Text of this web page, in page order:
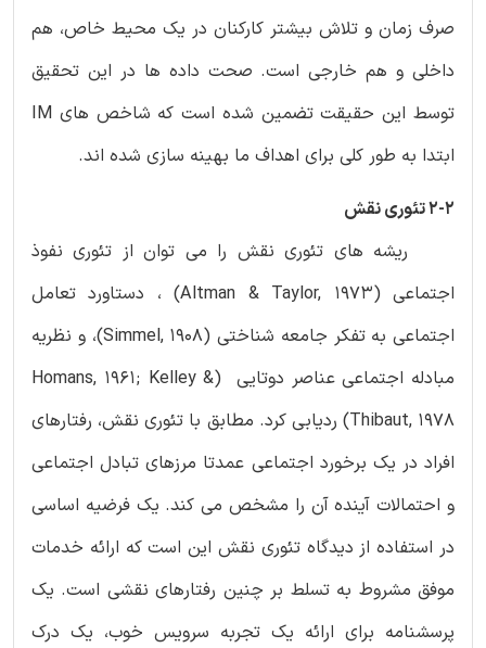
صرف زمان و تلاش بیشتر کارکنان در یک محیط خاص، هم
داخلی و هم خارجی است. صحت داده ها در این تحقیق
توسط این حقیقت تضمین شده است که شاخص های IM
ابتدا به طور کلی برای اهداف ما بهینه سازی شده اند.
2-2 تئوری نقش
ریشه های تئوری نقش را می توان از تئوری نفوذ
اجتماعی (Altman & Taylor, 1973) ، دستاورد تعامل
اجتماعی به تفکر جامعه شناختی (Simmel, 1908)، و نظریه
مبادله اجتماعی عناصر دوتایی (Homans, 1961; Kelley &
Thibaut, 1978) ردیابی کرد. مطابق با تئوری نقش، رفتارهای
افراد در یک برخورد اجتماعی عمدتا مرزهای تبادل اجتماعی
و احتمالات آینده آن را مشخص می کند. یک فرضیه اساسی
در استفاده از دیدگاه تئوری نقش این است که ارائه خدمات
موفق مشروط به تسلط بر چنین رفتارهای نقشی است. یک
پرسشنامه برای ارائه یک تجربه سرویس خوب، یک درک